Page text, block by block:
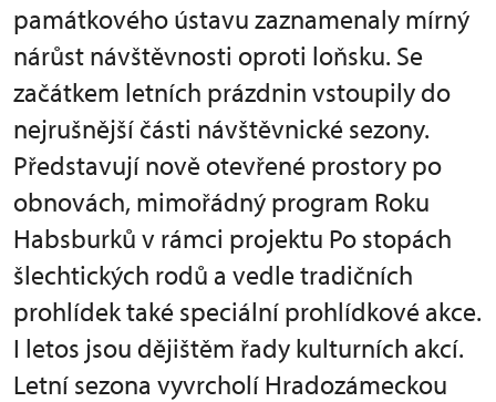
památkového ústavu zaznamenaly mírný
nárůst návštěvnosti oproti loňsku. Se
začátkem letních prázdnin vstoupily do
nejrušnější části návštěvnické sezony.
Představují nově otevřené prostory po
obnovách, mimořádný program Roku
Habsburků v rámci projektu Po stopách
šlechtických rodů a vedle tradičních
prohlídek také speciální prohlídkové akce.
I letos jsou dějištěm řady kulturních akcí.
Letní sezona vyvrcholí Hradozámeckou